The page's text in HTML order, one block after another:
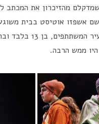
מהזיכרון את המכתב
אשפזו אוטיסט בבית
לו. הוא
ממש הרבה.